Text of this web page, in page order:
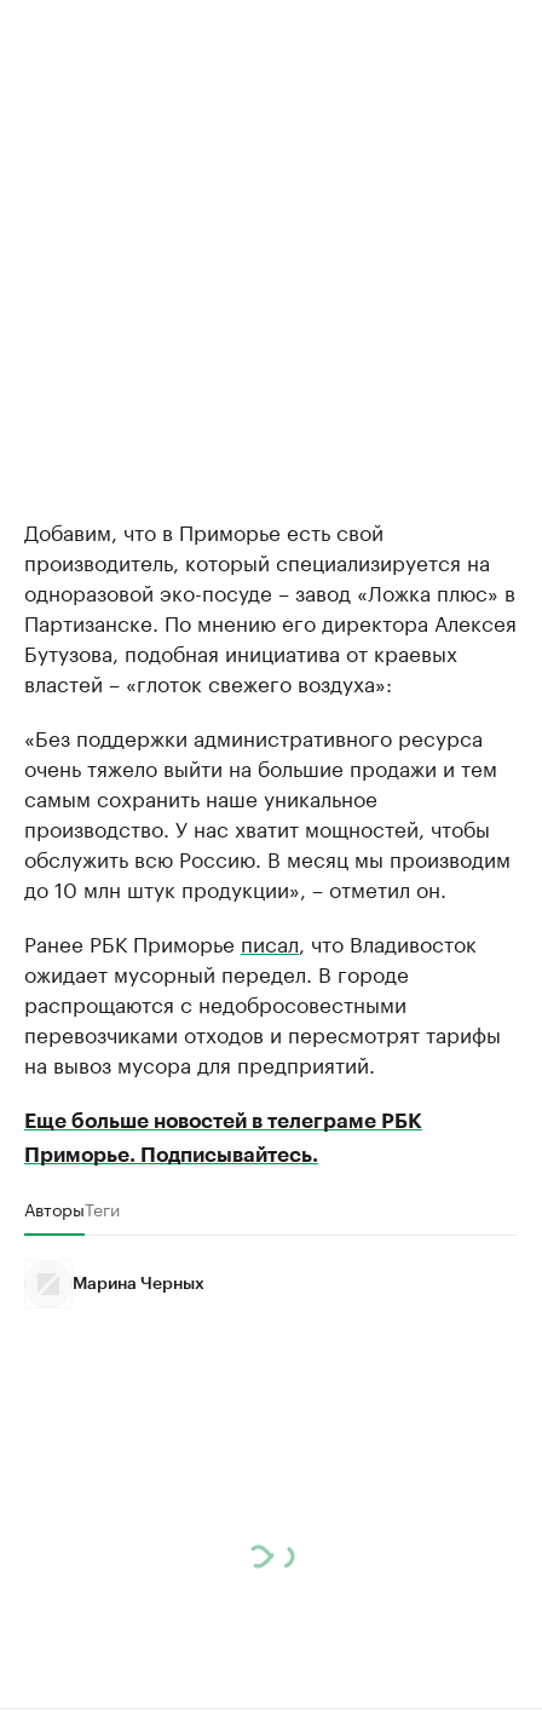
Добавим, что в Приморье есть свой
производитель, который специализируется на
одноразовой эко-посуде – завод «Ложка плюс» в
Партизанске. По мнению его директора Алексея
Бутузова, подобная инициатива от краевых
властей – «глоток свежего воздуха»:
«Без поддержки административного ресурса
очень тяжело выйти на большие продажи и тем
самым сохранить наше уникальное
производство. У нас хватит мощностей, чтобы
обслужить всю Россию. В месяц мы производим
до 10 млн штук продукции», – отметил он.
Ранее РБК Приморье писал , что Владивосток
ожидает мусорный передел. В городе
распрощаются с недобросовестными
перевозчиками отходов и пересмотрят тарифы
на вывоз мусора для предприятий.
Еще больше новостей в телеграме РБК
Приморье. Подписывайтесь.
АвторыТеги
Марина Черных